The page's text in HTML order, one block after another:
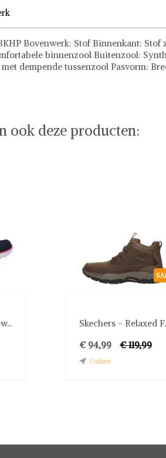
Bovenwerk: Stof Binnenkant:
binnenzool Buitenzool:
dempende tussenzool Pasvorm:
ook deze producten:
Skechers - Relaxed
€ 94,99
€ 119,99
Online